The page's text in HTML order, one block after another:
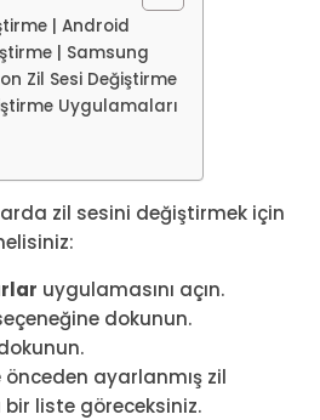
| Android
| Samsung
Zil Sesi Değiştirme
Uygulamaları
zil sesini değiştirmek için
uygulamasını açın.
dokunun.
ayarlanmış zil
bir liste göreceksiniz.